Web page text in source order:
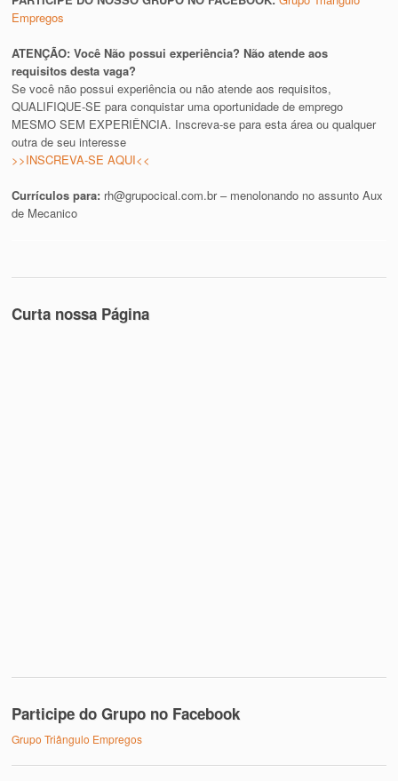
Empregos
ATENÇÃO: Você Não possui experiência? Não atende aos
requisitos desta vaga?
Se você não possui experiência ou não atende aos requisitos,
QUALIFIQUE-SE para conquistar uma oportunidade de emprego
MESMO SEM EXPERIÊNCIA. Inscreva-se para esta área ou qualquer
outra de seu interesse
>>INSCREVA-SE AQUI<<
Currículos para: rh@grupocical.com.br– menolonando no assunto Aux
de Mecanico
Curta nossa Página
Participe do Grupo no Facebook
Grupo Triângulo Empregos